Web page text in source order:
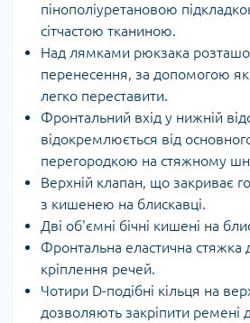
пінополіуретановою
сітчастою тканиною.
Над лямками рюкзака
перенесення, за допомогою
легко переставити.
Фронтальний вхід у нижній
відокремлюється від
перегородкою на стяжному
Верхній клапан, що закриває
з кишенею на блискавці.
Дві об'ємні бічні кишені на
Фронтальна еластична стяжка
кріплення речей.
Чотири D-подібні кільця на
дозволяють закріпити ремені